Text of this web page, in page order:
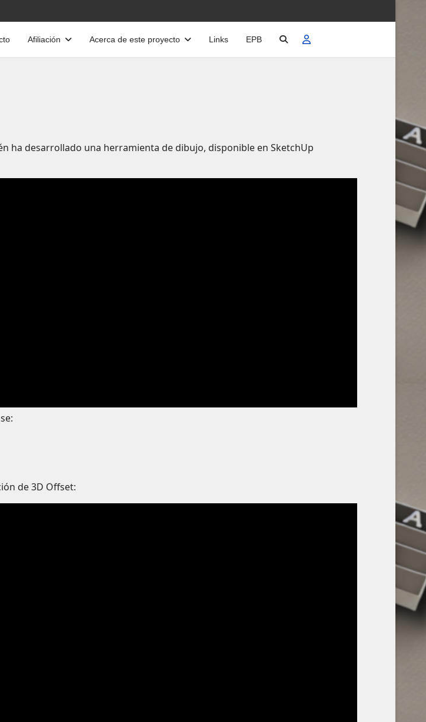
Afiliación Acerca de este proyecto Links EPB
ha desarrollado una herramienta de dibujo, disponible en SketchUp
de 3D Offset: